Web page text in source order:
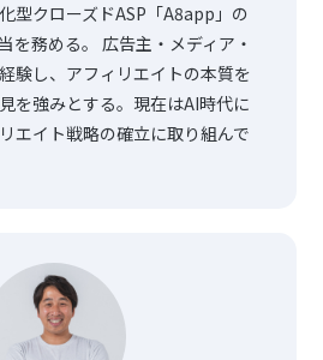
型クローズドASP「A8app」の
を務める。 広告主・メディア・
験し、アフィリエイトの本質を
を強みとする。現在はAI時代に
エイト戦略の確立に取り組んで